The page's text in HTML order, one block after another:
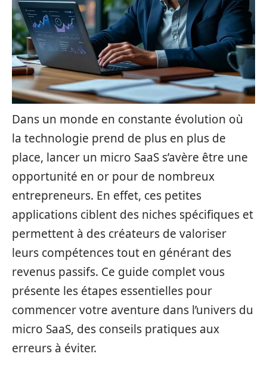
Dans un monde en constante évolution où
la technologie prend de plus en plus de
place, lancer un micro SaaS s’avère être une
opportunité en or pour de nombreux
entrepreneurs. En effet, ces petites
applications ciblent des niches spécifiques et
permettent à des créateurs de valoriser
leurs compétences tout en générant des
revenus passifs. Ce guide complet vous
présente les étapes essentielles pour
commencer votre aventure dans l’univers du
micro SaaS, des conseils pratiques aux
erreurs à éviter.